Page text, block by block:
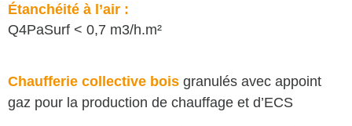
Étanchéité à l’air :
Q4PaSurf < 0,7 m3/h.m²
Chaufferie collective bois granulés avec appoint
gaz pour la production de chauffage et d’ECS